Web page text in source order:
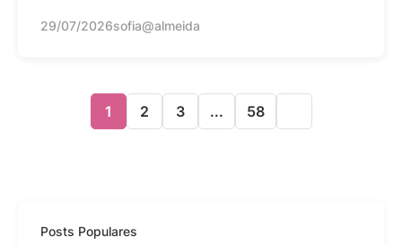
29/07/2026sofia@almeida
1 2 3 ... 58
Posts Populares